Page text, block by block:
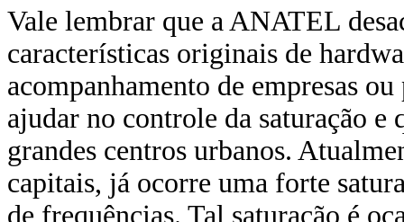
Vale lembrar que a ANATEL
características originais de
acompanhamento de empresas
ajudar no controle da saturação e
grandes centros urbanos.
capitais, já ocorre uma forte
de frequências. Tal saturação é